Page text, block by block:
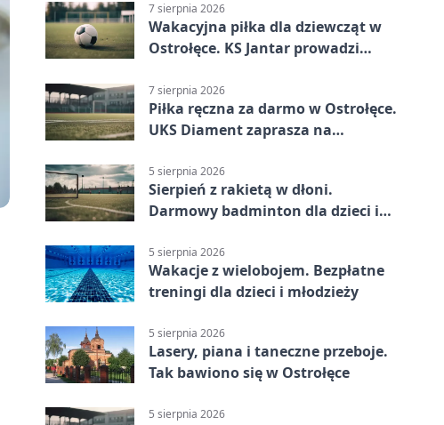
7 sierpnia 2026
Wakacyjna piłka dla dziewcząt w
Ostrołęce. KS Jantar prowadzi
7 sierpnia 2026
Piłka ręczna za darmo w Ostrołęce.
UKS Diament zaprasza na
5 sierpnia 2026
Sierpień z rakietą w dłoni.
Darmowy badminton dla dzieci i
5 sierpnia 2026
Wakacje z wielobojem. Bezpłatne
treningi dla dzieci i młodzieży
5 sierpnia 2026
Lasery, piana i taneczne przeboje.
Tak bawiono się w Ostrołęce
5 sierpnia 2026